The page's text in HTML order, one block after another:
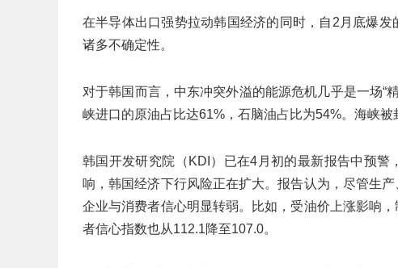
在半导体出口强势拉动韩国经济的同时，自2月底爆
诸多不确定性。
对于韩国而言，中东冲突外溢的能源危机几乎是一场“
峡进口的原油占比达61%，石脑油占比为54%。海峡被
韩国开发研究院（KDI）已在4月初的最新报告中预
响，韩国经济下行风险正在扩大。报告认为，尽管生
企业与消费者信心明显转弱。比如，受油价上涨影响
者信心指数也从112.1降至107.0。